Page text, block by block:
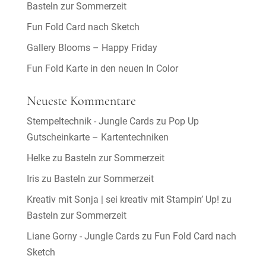
Basteln zur Sommerzeit
Fun Fold Card nach Sketch
Gallery Blooms – Happy Friday
Fun Fold Karte in den neuen In Color
Neueste Kommentare
Stempeltechnik - Jungle Cardszu Pop Up
Gutscheinkarte – Kartentechniken
Helkezu Basteln zur Sommerzeit
Iriszu Basteln zur Sommerzeit
Kreativ mit Sonja | sei kreativ mit Stampin’ Up! zu
Basteln zur Sommerzeit
Liane Gorny - Jungle Cardszu Fun Fold Card nach
Sketch